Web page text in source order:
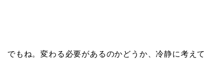
でもね。変わる必要があるのかどうか、冷静に考えて